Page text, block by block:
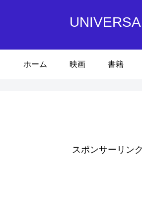
ホーム 映画 書籍
スポンサーリンク